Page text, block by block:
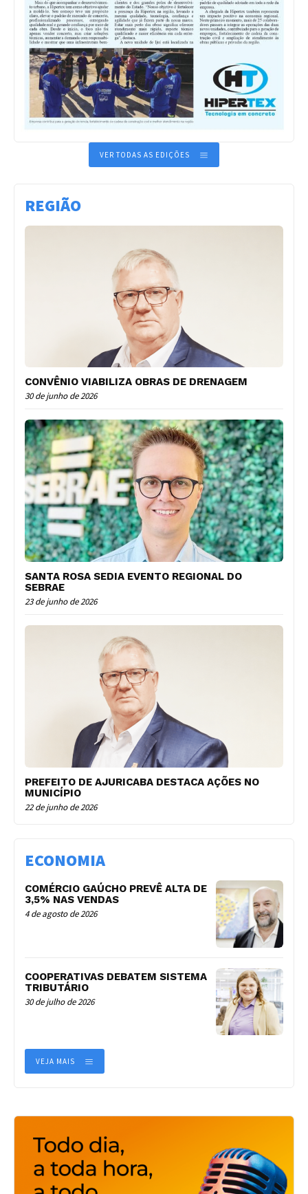
VER TODAS AS EDIÇÕES
REGIÃO
CONVÊNIO VIABILIZA OBRAS DE DRENAGEM
30 de junho de 2026
SANTA ROSA SEDIA EVENTO REGIONAL DO
SEBRAE
23 de junho de 2026
PREFEITO DE AJURICABA DESTACA AÇÕES NO
MUNICÍPIO
22 de junho de 2026
ECONOMIA
COMÉRCIO GAÚCHO PREVÊ ALTA DE
3,5% NAS VENDAS
4 de agosto de 2026
COOPERATIVAS DEBATEM SISTEMA
TRIBUTÁRIO
30 de julho de 2026
VEJA MAIS